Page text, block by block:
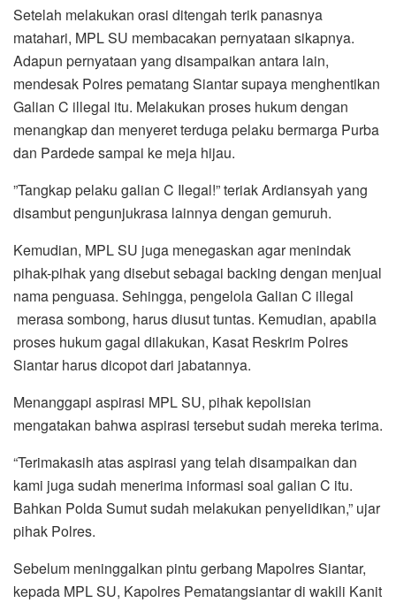
Setelah melakukan orasi ditengah terik panasnya
matahari, MPL SU membacakan pernyataan sikapnya.
Adapun pernyataan yang disampaikan antara lain,
mendesak Polres pematang Siantar supaya menghentikan
Galian C illegal itu. Melakukan proses hukum dengan
menangkap dan menyeret terduga pelaku bermarga Purba
dan Pardede sampai ke meja hijau.
”Tangkap pelaku galian C Ilegal!” teriak Ardiansyah yang
disambut pengunjukrasa lainnya dengan gemuruh.
Kemudian, MPL SU juga menegaskan agar menindak
pihak-pihak yang disebut sebagai backing dengan menjual
nama penguasa. Sehingga, pengelola Galian C illegal
merasa sombong, harus diusut tuntas. Kemudian, apabila
proses hukum gagal dilakukan, Kasat Reskrim Polres
Siantar harus dicopot dari jabatannya.
Menanggapi aspirasi MPL SU, pihak kepolisian
mengatakan bahwa aspirasi tersebut sudah mereka terima.
“Terimakasih atas aspirasi yang telah disampaikan dan
kami juga sudah menerima informasi soal galian C itu.
Bahkan Polda Sumut sudah melakukan penyelidikan,” ujar
pihak Polres.
Sebelum meninggalkan pintu gerbang Mapolres Siantar,
kepada MPL SU, Kapolres Pematangsiantar di wakili Kanit